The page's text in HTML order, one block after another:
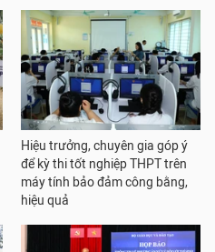
Hiệu trưởng, chuyên gia góp ý
để kỳ thi tốt nghiệp THPT trên
máy tính bảo đảm công bằng,
hiệu quả